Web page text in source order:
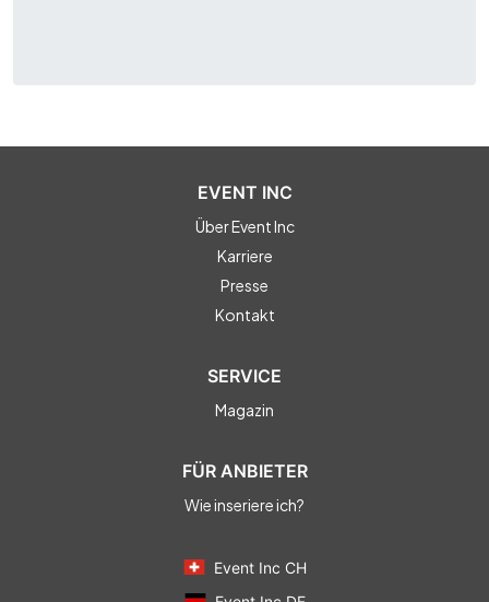
EVENT INC
Über Event Inc
Karriere
Presse
Kontakt
SERVICE
Magazin
FÜR ANBIETER
Wie inseriere ich?
Event Inc CH